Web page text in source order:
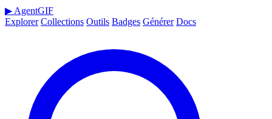
▶ AgentGIF
Explorer Collections Outils Badges Générer Docs